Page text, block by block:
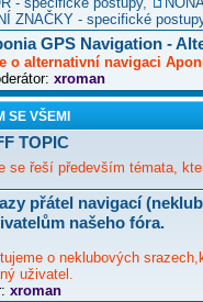
ZNAČKY - specifické
GPS Navigation -
o alternativní navigaci
xroman
SE VŠEMI
TOPIC
se řeší především témata,
přátel navigací
našeho fóra.
o neklubových
uživatel.
xroman